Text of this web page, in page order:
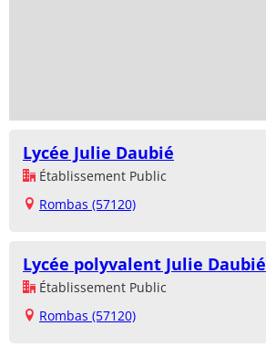
Lycée Julie Daubié
Établissement Public
Rombas (57120)
Lycée polyvalent Julie Daubié
Établissement Public
Rombas (57120)